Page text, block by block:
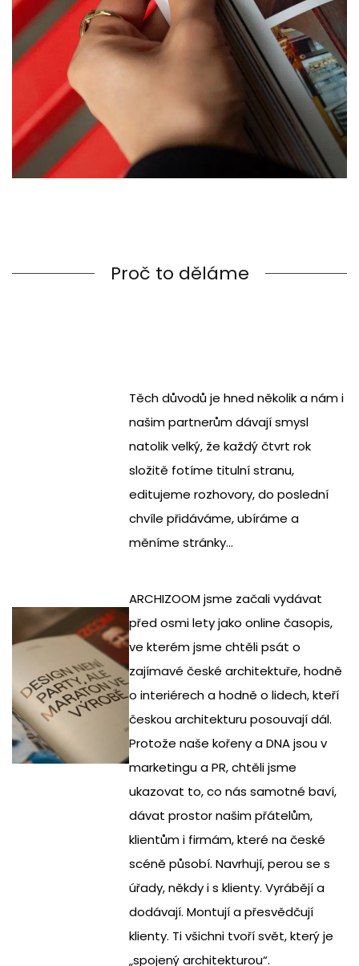
Proč to děláme
Těch důvodů je hned několik a nám i
našim partnerům dávají smysl
natolik velký, že každý čtvrt rok
složitě fotíme titulní stranu,
editujeme rozhovory, do poslední
chvíle přidáváme, ubíráme a
měníme stránky…
ARCHIZOOM jsme začali vydávat
před osmi lety jako online časopis,
ve kterém jsme chtěli psát o
zajímavé české architektuře, hodně
o interiérech a hodně o lidech, kteří
českou architekturu posouvají dál.
Protože naše kořeny a DNA jsou v
marketingu a PR, chtěli jsme
ukazovat to, co nás samotné baví,
dávat prostor našim přátelům,
klientům i firmám, které na české
scéně působí. Navrhují, perou se s
úřady, někdy i s klienty. Vyrábějí a
dodávají. Montují a přesvědčují
klienty. Ti všichni tvoří svět, který je
„spojený architekturou“.